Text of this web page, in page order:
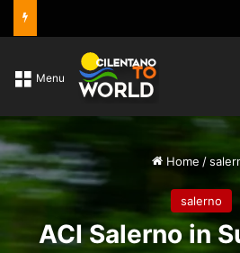
Menu
Home /
salerno
ACI Salerno in